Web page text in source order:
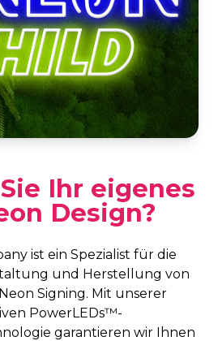
Ihr eigenes
Design?
ist ein Spezialist für die
und Herstellung von
Signing. Mit unserer
PowerLEDs™-
garantieren wir Ihnen